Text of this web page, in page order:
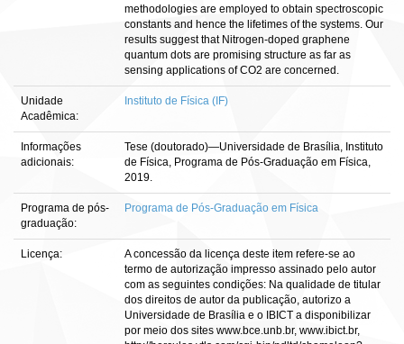
methodologies are employed to obtain spectroscopic
constants and hence the lifetimes of the systems. Our
results suggest that Nitrogen-doped graphene
quantum dots are promising structure as far as
sensing applications of CO2 are concerned.
Unidade
Acadêmica:
Instituto de Física (IF)
Informações
adicionais:
Tese (doutorado)—Universidade de Brasília, Instituto
de Física, Programa de Pós-Graduação em Física,
2019.
Programa de pós-
graduação:
Programa de Pós-Graduação em Física
Licença:
A concessão da licença deste item refere-se ao
termo de autorização impresso assinado pelo autor
com as seguintes condições: Na qualidade de titular
dos direitos de autor da publicação, autorizo a
Universidade de Brasília e o IBICT a disponibilizar
por meio dos sites www.bce.unb.br, www.ibict.br,